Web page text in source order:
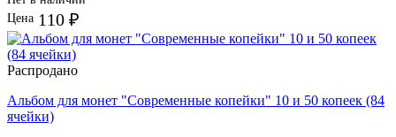
Цена 110 ₽
Распродано
Альбом для монет "Современные копейки" 10 и 50 копеек (84
ячейки)